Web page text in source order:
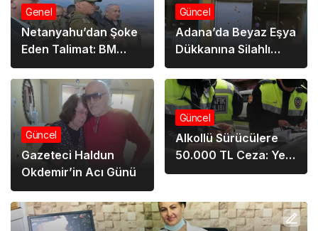
Genel
Netanyahu’dan Şoke
Eden Talimat: BM
Tampon Bölgesi
Hedefte!
Güncel
Adana’da Beyaz Eşya
Dükkanına Silahlı
Saldırı: 46 Mermi!
Güncel
Gazeteci Haldun
Okdemir’in Acı Günü
Güncel
Alkollü Sürücülere
50.000 TL Ceza: Yeni
Trafik Düzenlemesi